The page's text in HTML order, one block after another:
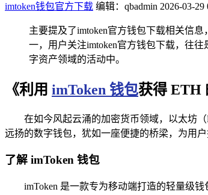
imtoken钱包官方下载 编辑：qbadmin 2026-03-29
主要提及了imtoken官方钱包下载相关信
一，用户关注imtoken官方钱包下载，往
字资产领域的活动中。
《利用 imToken 钱包获得 ETH
在如今风起云涌的加密货币领域，以太坊
远扬的数字钱包，犹如一座便捷的桥梁，为用
了解 imToken 钱包
imToken 是一款专为移动端打造的轻量级